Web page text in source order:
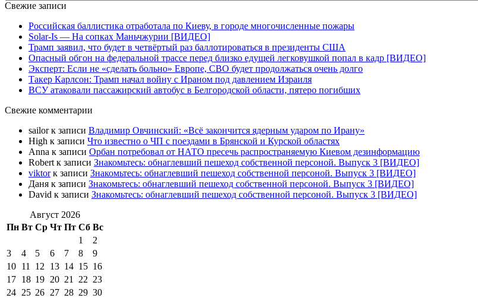
Свежие записи
Российская баллистика отработала по Киеву, в городе многочисленные пожары
Solar-Is — На сопках Маньчжурии [ВИДЕО]
Трамп заявил, что будет в четвёртый раз баллотироваться в президенты США
Опасный обгон на федеральной трассе перед близко едущей легковушкой попал в кадр [ВИДЕО]
Эксперт: Если не «сделать больно» Европе, СВО будет продолжаться очень долго
Такер Карлсон: Трамп начал войну с Ираном под давлением Израиля
ВСУ атаковали пассажирский автобус в Белгородской области, пятеро погибших
Свежие комментарии
sailorк записи Владимир Овчинский: «Всё закончится ядерным ударом по Ирану»
High к записи Что известно о ЧП с поездами в Брянской и Курской областях
Anna к записи Орбан потребовал от НАТО пресечь распространяемую Киевом дезинформацию
Robert к записи Знакомьтесь: обнаглевший пешеход собственной персоной. Выпуск 3 [ВИДЕО]
viktorк записи Знакомьтесь: обнаглевший пешеход собственной персоной. Выпуск 3 [ВИДЕО]
Даня к записи Знакомьтесь: обнаглевший пешеход собственной персоной. Выпуск 3 [ВИДЕО]
David к записи Знакомьтесь: обнаглевший пешеход собственной персоной. Выпуск 3 [ВИДЕО]
Август 2026
Пн Вт Ср Чт Пт Сб Вс
1
2
3
4 5 6 7 8
9
10 11 12 13 14 15 16
17 18 19 20 21 22 23
24 25 26 27 28 29 30